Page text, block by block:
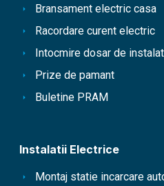
Bransament electric casa
Racordare curent electric
Intocmire dosar de
Prize de pamant
Buletine PRAM
Instalatii Electrice
Montaj statie incarcare